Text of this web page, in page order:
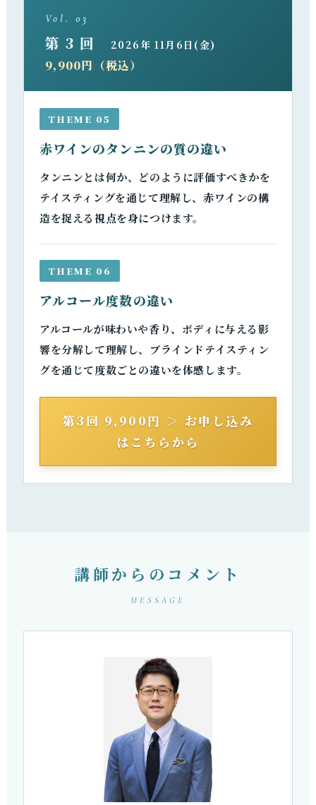
Vol. 03
第 3 回 2026年 11月6日(金)
9,900円（税込）
THEME 05
赤ワインのタンニンの質の違い
タンニンとは何か、どのように評価すべきかを
テイスティングを通じて理解し、赤ワインの構
造を捉える視点を身につけます。
THEME 06
アルコール度数の違い
アルコールが味わいや香り、ボディに与える影
響を分解して理解し、ブラインドテイスティン
グを通じて度数ごとの違いを体感します。
第3回 9,900円 ＞ お申し込み
はこちらから
講師からのコメント
MESSAGE